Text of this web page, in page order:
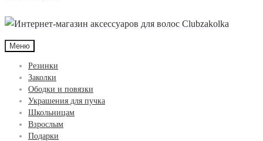
Меню
Резинки
Заколки
Ободки и повязки
Украшения для пучка
Школьницам
Взрослым
Подарки